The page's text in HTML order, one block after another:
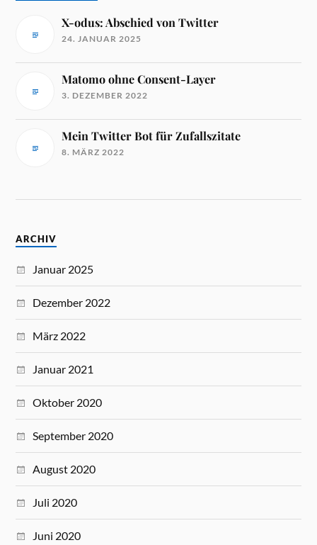
X-odus: Abschied von Twitter
24. JANUAR 2025
Matomo ohne Consent-Layer
3. DEZEMBER 2022
Mein Twitter Bot für Zufallszitate
8. MÄRZ 2022
ARCHIV
Januar 2025
Dezember 2022
März 2022
Januar 2021
Oktober 2020
September 2020
August 2020
Juli 2020
Juni 2020